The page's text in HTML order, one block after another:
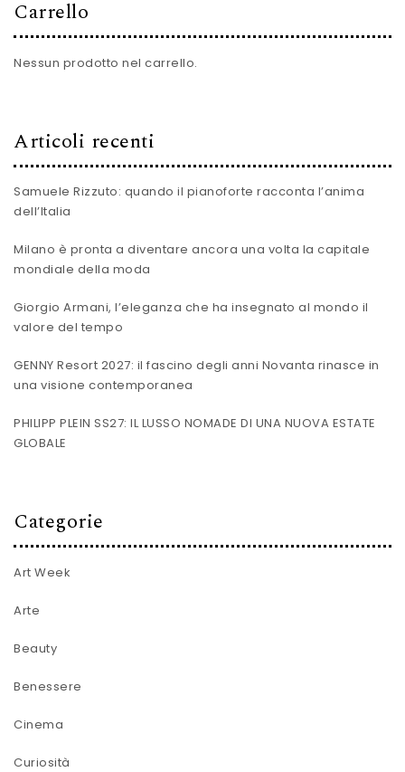
Carrello
Nessun prodotto nel carrello.
Articoli recenti
Samuele Rizzuto: quando il pianoforte racconta l’anima
dell’Italia
Milano è pronta a diventare ancora una volta la capitale
mondiale della moda
Giorgio Armani, l’eleganza che ha insegnato al mondo il
valore del tempo
GENNY Resort 2027: il fascino degli anni Novanta rinasce in
una visione contemporanea
PHILIPP PLEIN SS27: IL LUSSO NOMADE DI UNA NUOVA ESTATE
GLOBALE
Categorie
Art Week
Arte
Beauty
Benessere
Cinema
Curiosità